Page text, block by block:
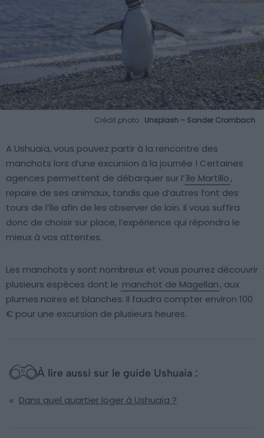
Crédit photo : Unsplash – Sander Crombach
A Ushuaïa, vous pouvez partir à la rencontre des
manchots lors d’une excursion à la journée ! Certaines
agences permettent de débarquer sur l’île Martillo,
repaire de ses animaux, tandis que d’autres font des
tours de l’île afin de les observer de loin. Il vous suffira
donc de choisir sur place, l’expérience qui répondra le
mieux à vos attentes.
Les manchots y sont nombreux et vous pourrez découvrir
plusieurs espèces dont le manchot de Magellan, aux
plumes noires et blanches. Il faudra compter environ 100
€ pour une excursion de plusieurs heures.
À lire aussi sur le guide Ushuaia :
Dans quel quartier loger à Ushuaïa ?